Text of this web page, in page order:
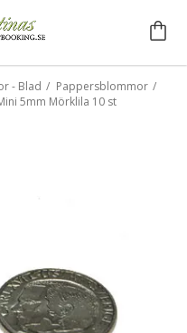
- Blad / Pappersblommor /
5mm Mörklila 10 st